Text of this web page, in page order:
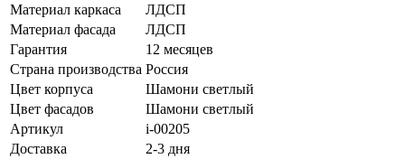
Материал каркаса
ЛДСП
Материал фасада
ЛДСП
Гарантия
12 месяцев
Страна производства Россия
Цвет корпуса
Шамони светлый
Цвет фасадов
Шамони светлый
Артикул
i-00205
Доставка
2-3 дня